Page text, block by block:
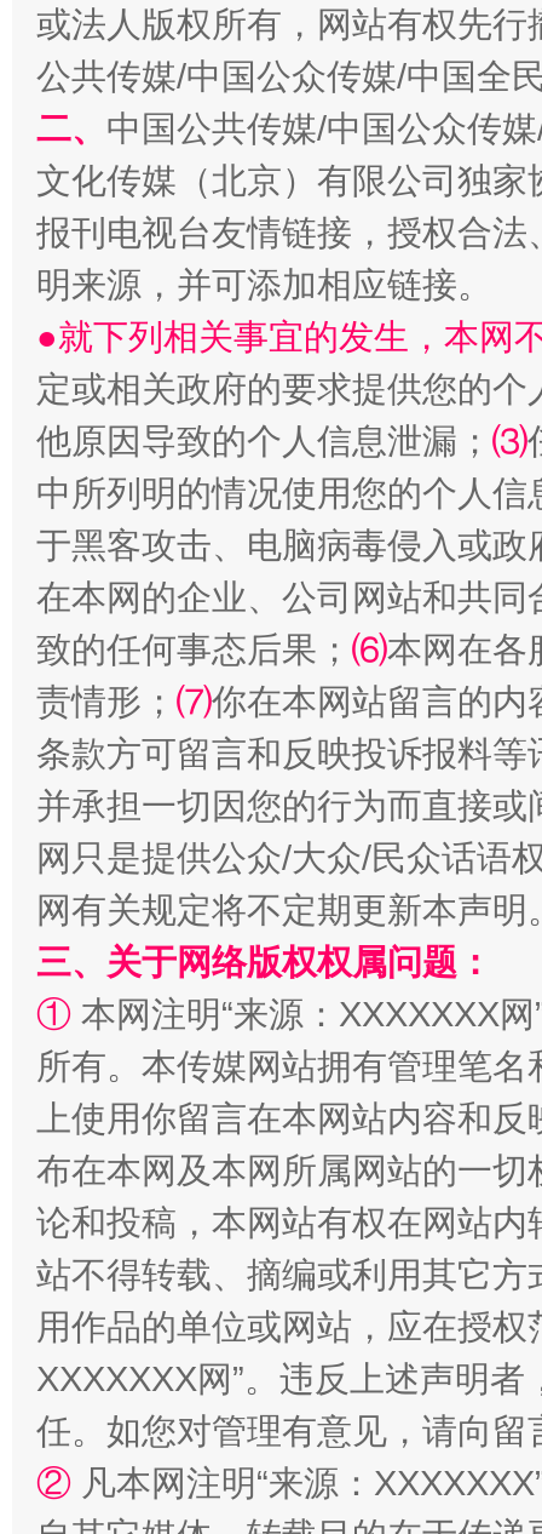
解纷+调解+退费，一次搞定
站台名比不上好声名
漫山遍野的桃花与雪山、麦地、白藏房 除
招工难、用工荒背后
或法人版权所有，网站有权先
公共传媒/中国公众传媒/中国全
二、 中国公共传媒/中国公众传
文化传媒（北京）有限公司独
报刊电视台友情链接，授权合
明来源，并可添加相应链接。
●就下列相关事宜的发生，本网
定或相关政府的要求提供您的个
他原因导致的个人信息泄漏； ⑶
中所列明的情况使用您的个人
于黑客攻击、电脑病毒侵入或
在本网的企业、公司网站和共
致的任何事态后果； ⑹本网在各
责情形； ⑺你在本网站留言的内
条款方可留言和反映投诉报料
并承担一切因您的行为而直接
网只是提供公众/大众/民众话语
网有关规定将不定期更新本声明
三、关于网络版权权属问题：
① 本网注明“来源：XXXXXXX
所有。本传媒网站拥有管理笔
上使用你留言在本网站内容和
布在本网及本网所属网站的一
论和投稿，本网站有权在网站
站不得转载、摘编或利用其它
用作品的单位或网站，应在授
XXXXXXX网”。违反上述声明
任。如您对管理有意见，请向
② 凡本网注明“来源：